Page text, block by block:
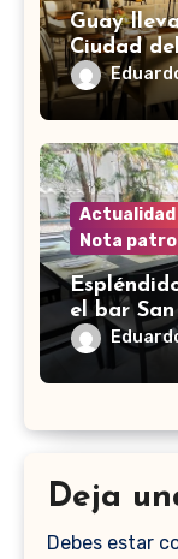
Guay
Ciudad
Actualidad
Nota
el bar
Deja
Debes estar